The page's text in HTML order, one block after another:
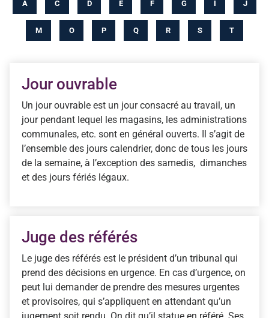
A C D E F G I J
M O P Q R S T
Jour ouvrable
Un jour ouvrable est un jour consacré au travail, un
jour pendant lequel les magasins, les administrations
communales, etc. sont en général ouverts. Il s’agit de
l’ensemble des jours calendrier, donc de tous les jours
de la semaine, à l’exception des samedis, dimanches
et des jours fériés légaux.
Juge des référés
Le juge des référés est le président d’un tribunal qui
prend des décisions en urgence. En cas d’urgence, on
peut lui demander de prendre des mesures urgentes
et provisoires, qui s’appliquent en attendant qu’un